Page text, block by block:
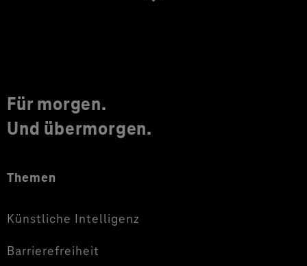
Für morgen.
Und übermorgen.
Themen
Künstliche Intelligenz
Barrierefreiheit